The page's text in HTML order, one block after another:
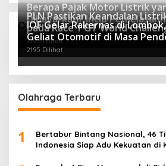
Otomotif Terpopuler
Berapa Pajak Motor Listrik
Dibayarkan? Intip
2441 Dilihat
PLN Pastikan Keandalan
pada Race 1 GT World
Mandalika
2223 Dilihat
IOF Gelar Rakernas di
Geliat Otomotif di Masa
2195 Dilihat
Olahraga Terbaru
1
Bertabur Bintang Nasional, 46
Indonesia Siap Adu Kekuatan di